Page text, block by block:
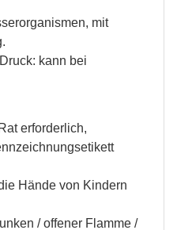
mit
kann bei
erforderlich,
Hände von Kindern
/ offener Flamme /